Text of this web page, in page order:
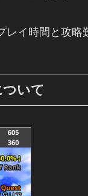
レイ時間と攻略
いて